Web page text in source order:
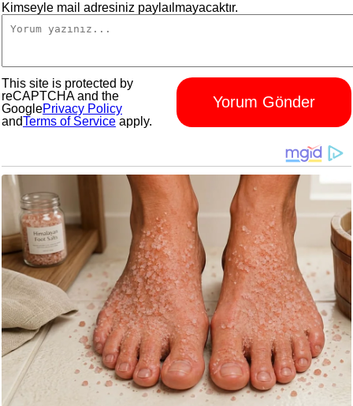
Kimseyle mail adresiniz paylaılmayacaktır.
Yorum Gönder
This site is protected by
reCAPTCHA and the
GooglePrivacy Policy
andTerms of Service apply.